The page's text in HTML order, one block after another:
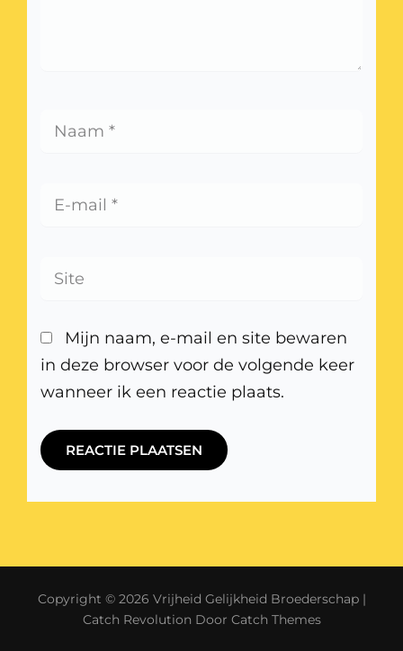
Mijn naam, e-mail en site bewaren
in deze browser voor de volgende keer
wanneer ik een reactie plaats.
Copyright © 2026 Vrijheid Gelijkheid Broederschap |
Catch Revolution Door Catch Themes